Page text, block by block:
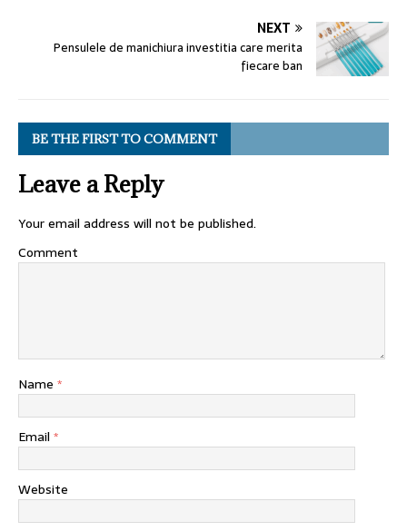
NEXT
Pensulele de manichiura investitia care merita
fiecare ban
BE THE FIRST TO COMMENT
Leave a Reply
Your email address will not be published.
Comment
Name *
Email *
Website